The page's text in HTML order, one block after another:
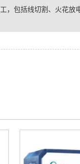
，包括线切割、火花